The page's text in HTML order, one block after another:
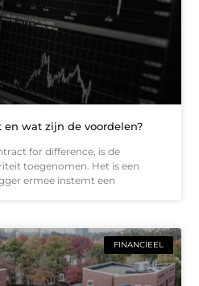
en wat zijn de voordelen?
for difference, is de
toegenomen. Het is een
ermee instemt een
FINANCIEEL